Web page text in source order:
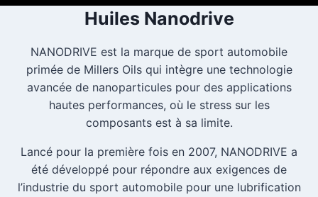
Huiles Nanodrive
NANODRIVE est la marque de sport automobile
primée de Millers Oils qui intègre une technologie
avancée de nanoparticules pour des applications
hautes performances, où le stress sur les
composants est à sa limite.
Lancé pour la première fois en 2007, NANODRIVE a
été développé pour répondre aux exigences de
l’industrie du sport automobile pour une lubrification